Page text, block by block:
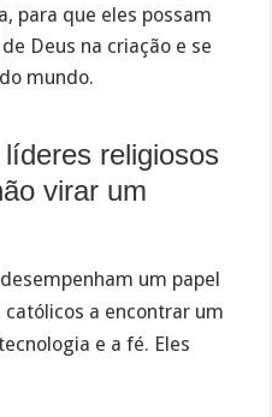
para que eles possam
Deus na criação e se
mundo.
religiosos
virar um
um papel
a encontrar um
e a fé. Eles